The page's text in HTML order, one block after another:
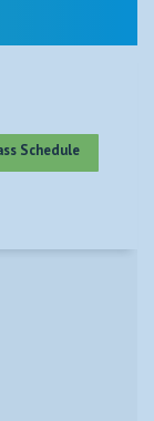
Schedule